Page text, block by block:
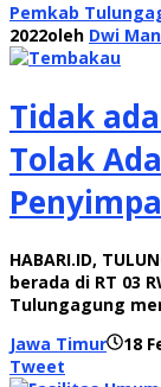
Pemkab
2022oleh Dwi
Tidak
Tolak
HABARI.ID,
berada di RT 03
Tulungagung
Jawa Timur
18
Tweet